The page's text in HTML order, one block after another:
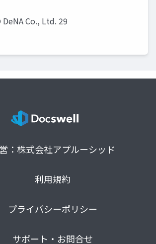
Co., Ltd. 29
：株式会社アプルーシッド
利用規約
プライバシーポリシー
サポート・お問合せ